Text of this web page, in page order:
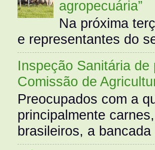
agropecuária”
Na próxima
e representantes do
Inspeção Sanitária
Comissão de
Preocupados com a
principalmente
brasileiros, a bancada